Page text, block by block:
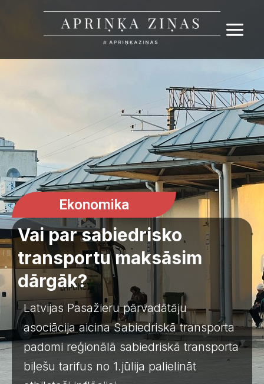
Ekonomika
Vai par sabiedrisko
transportu maksāsim
dārgāk?
Latvijas Pasažieru pārvadātāju
asociācija aicina Sabiedriskā transporta
padomi reģionālā sabiedriskā transporta
biļešu tarifus no 1.jūlija palielināt